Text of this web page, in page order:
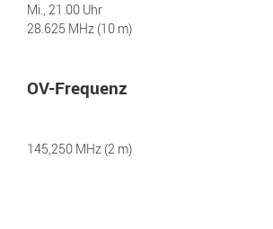
Mi., 21.00 Uhr
28.625 MHz (10 m)
OV-Frequenz
145,250 MHz (2 m)